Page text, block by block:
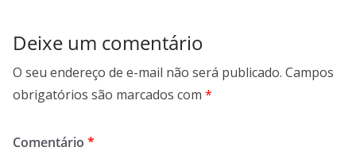
Deixe um comentário
O seu endereço de e-mail não será publicado. Campos
obrigatórios são marcados com *
Comentário *